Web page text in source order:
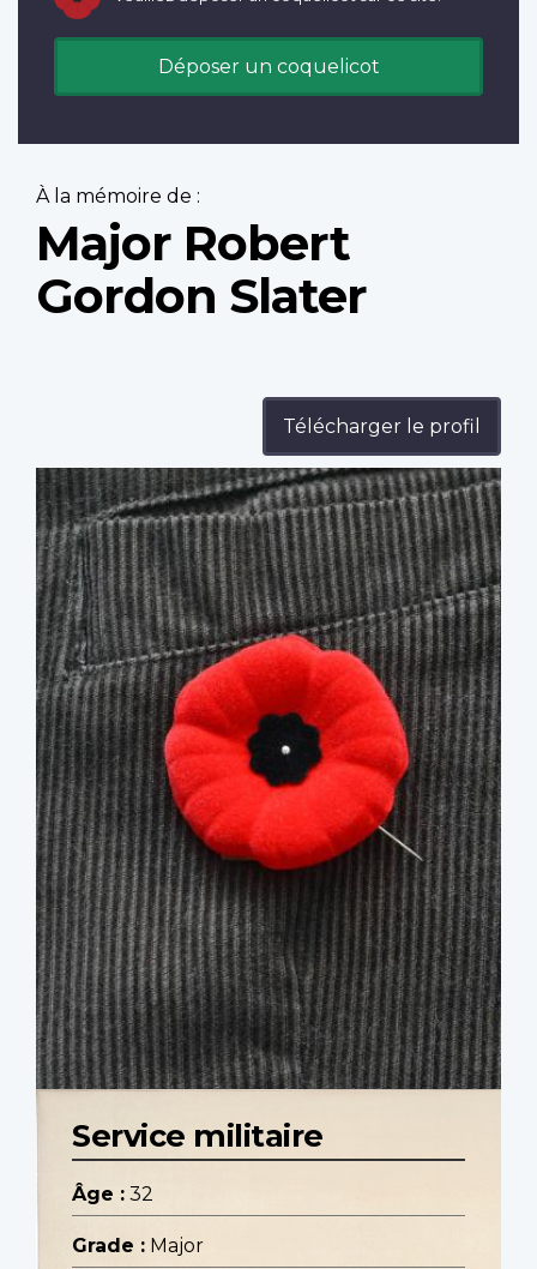
Déposer un coquelicot
À la mémoire de :
Major Robert
Gordon Slater
Télécharger le profil
Profile
image
Service militaire
Âge : 32
Grade : Major